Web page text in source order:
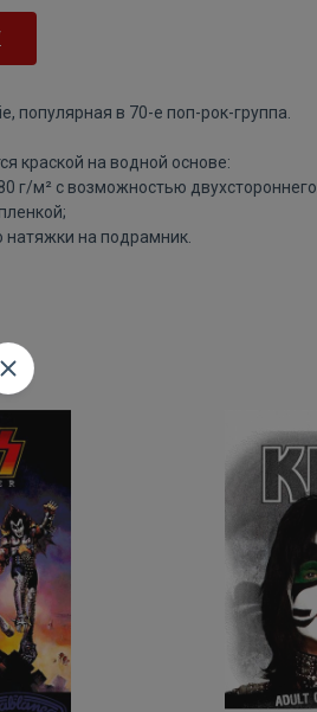
популярная в 70-е поп-рок-группа.
краской на водной основе:
г/м² с возможностью двухстороннего
натяжки на подрамник.